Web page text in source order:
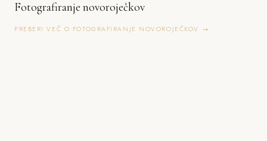
Fotografiranje novoroječkov
PREBERI VEČ O FOTOGRAFIRANJE NOVOROJEČKOV →